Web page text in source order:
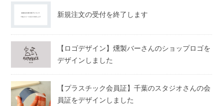
新規注文の受付を終了します
【ロゴデザイン】燻製バーさんのショップロゴを
デザインしました
【プラスチック会員証】千葉のスタジオさんの会
員証をデザインしました